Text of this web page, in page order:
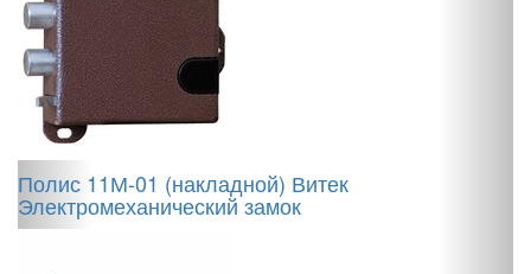
Полис 11М-01 (накладной) Витек
Электромеханический замок